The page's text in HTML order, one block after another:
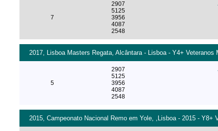
7
2907
5125
3956
4087
2548
2017, Lisboa Masters Regata, Alcântara - Lisboa - Y4+ Veteranos
5
2907
5125
3956
4087
2548
2015, Campeonato Nacional Remo em Yole, ,Lisboa - 2015 - Y8+